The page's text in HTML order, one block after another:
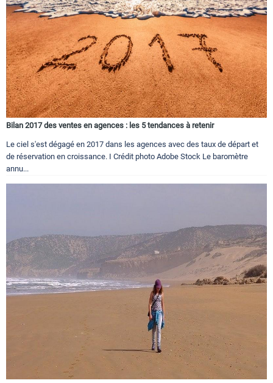
Bilan 2017 des ventes en agences : les 5 tendances à retenir
Le ciel s'est dégagé en 2017 dans les agences avec des taux de départ et
de réservation en croissance. I Crédit photo Adobe Stock Le baromètre
annu...